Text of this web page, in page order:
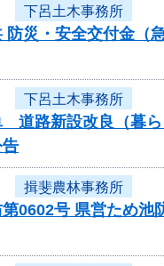
下呂土木事務所
防災・安全交付金
下呂土木事務所
道路新設改良（暮
揖斐農林事務所
第0602号 県営ため